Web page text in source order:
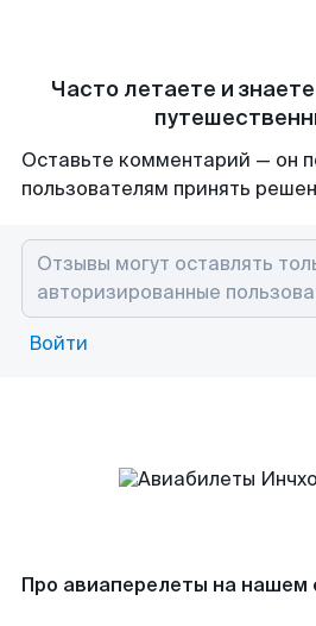
Часто летаете и
Оставьте комментарий — он
пользователям принять
Войти
Про авиаперелеты на нашем